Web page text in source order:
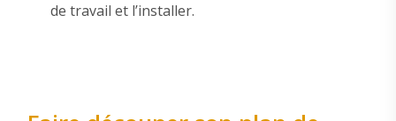
de travail et l’installer.